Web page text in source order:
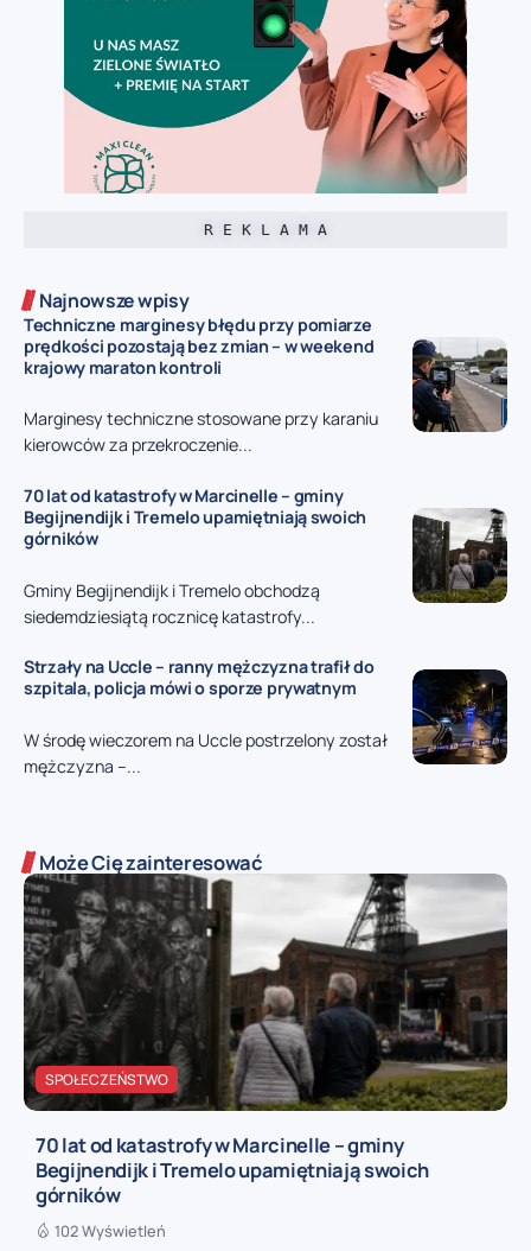
R E K L A M A
Najnowsze wpisy
Techniczne marginesy błędu przy pomiarze
prędkości pozostają bez zmian – w weekend
krajowy maraton kontroli
Marginesy techniczne stosowane przy karaniu
kierowców za przekroczenie...
70 lat od katastrofy w Marcinelle – gminy
Begijnendijk i Tremelo upamiętniają swoich
górników
Gminy Begijnendijk i Tremelo obchodzą
siedemdziesiątą rocznicę katastrofy...
Strzały na Uccle – ranny mężczyzna trafił do
szpitala, policja mówi o sporze prywatnym
W środę wieczorem na Uccle postrzelony został
mężczyzna –...
Może Cię zainteresować
SPOŁECZEŃSTWO
70 lat od katastrofy w Marcinelle – gminy
Begijnendijk i Tremelo upamiętniają swoich
górników
102 Wyświetleń